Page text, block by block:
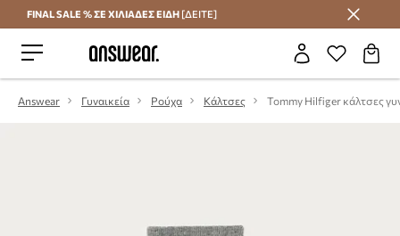
Εξοικονομήστε με το Answear Club
FINAL SALE % ΣΕ ΧΙΛΙΑΔΕΣ ΕΙΔΗ [ΔΕΙΤΕ]
Answear Γυναικεία Ρούχα Κάλτσες